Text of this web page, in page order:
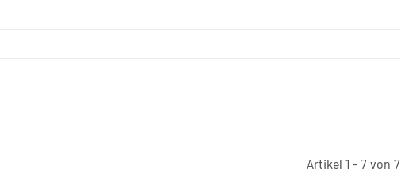
Artikel 1 - 7 von 7